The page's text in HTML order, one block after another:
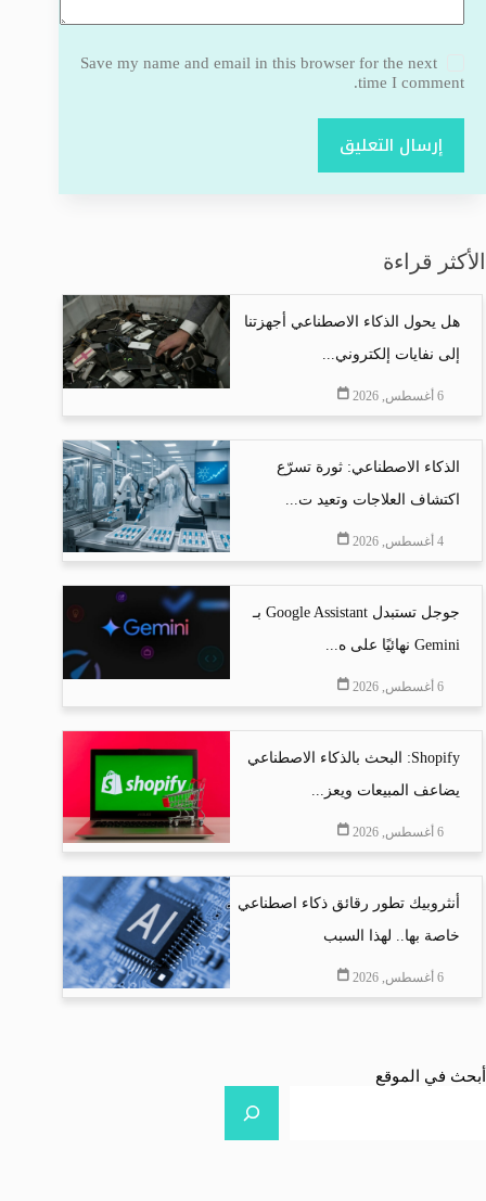
Save my name and email in this browser for the next
time I comment.
إرسال التعليق
الأكثر قراءة
هل يحول الذكاء الاصطناعي أجهزتنا
إلى نفايات إلكتروني...
6 أغسطس, 2026
الذكاء الاصطناعي: ثورة تسرّع
اكتشاف العلاجات وتعيد ت...
4 أغسطس, 2026
جوجل تستبدل Google Assistant بـ
Gemini نهائيًا على ه...
6 أغسطس, 2026
Shopify: البحث بالذكاء الاصطناعي
يضاعف المبيعات ويعز...
6 أغسطس, 2026
أنثروبيك تطور رقائق ذكاء اصطناعي
خاصة بها.. لهذا السبب
6 أغسطس, 2026
أبحث في الموقع